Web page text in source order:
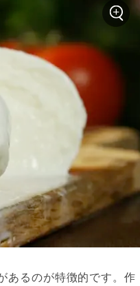
あるのが特徴的です。作